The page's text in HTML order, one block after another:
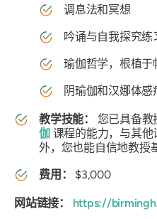
调息法和冥想
吟诵与自我探究练
瑜伽哲学，根植于
阴瑜伽和汉娜体感
教学技能： 您已具备教
伽课程的能力，与其他
外，您也能自信地教授
费用：
$3,000
网站链接： https://